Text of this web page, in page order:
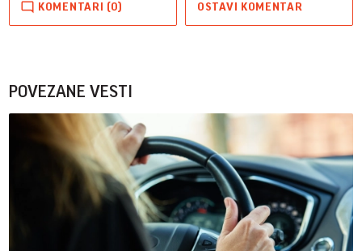
KOMENTARI (0) OSTAVI KOMENTAR
POVEZANE VESTI